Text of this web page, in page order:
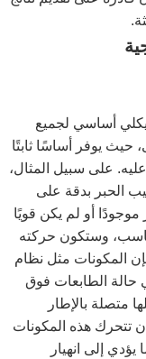
أساسي لجميع
حيث يوفر أساسًا ثابتًا
على سبيل المثال،
الحبر بدقة على
موجودًا أو لم يكن قويًا
وستكون حركته
المكونات مثل نظام
حالة الطابعات فوق
متصلة بالإطار
تتحرك هذه المكونات
إلى انهيار